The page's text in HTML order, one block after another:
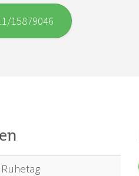
15879046
Ruhetag